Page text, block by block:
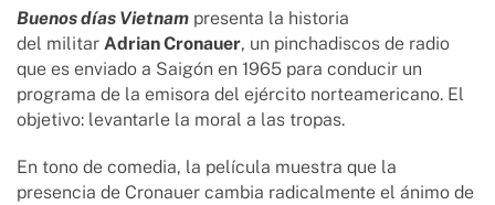
Buenos días Vietnam presenta la historia
del militar Adrian Cronauer, un pinchadiscos de radio
que es enviado a Saigón en 1965 para conducir un
programa de la emisora del ejército norteamericano. El
objetivo: levantarle la moral a las tropas.
En tono de comedia, la película muestra que la
presencia de Cronauer cambia radicalmente el ánimo de